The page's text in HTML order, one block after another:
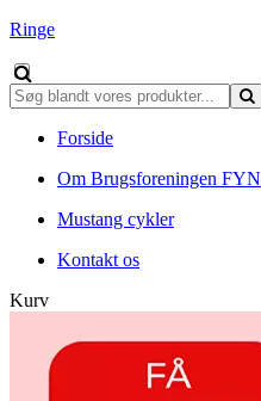
Ringe
Forside
Om Brugsforeningen FYN
Mustang cykler
Kontakt os
Kurv